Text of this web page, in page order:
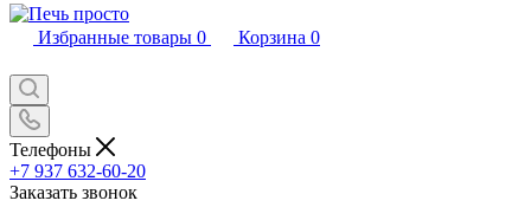
Избранные товары 0 Корзина 0
Телефоны
+7 937 632-60-20
Заказать звонок